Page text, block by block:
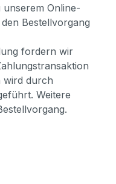
Online-
Bestellvorgang
fordern wir
wird durch
Weitere